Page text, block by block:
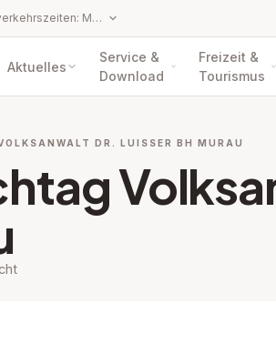
Amtsstunden / Parteienverkehrszeiten: Montag bis Freitag 8.00 - 12.00 Uhr
Aktuelles
Service &
Download
Freizeit &
Tourismus
DR. LUISSER BH MURAU